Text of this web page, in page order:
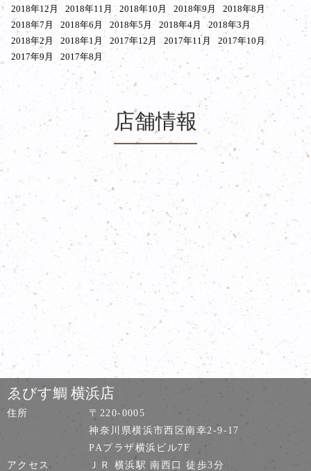
2018年12月
2018年11月 2018年10月 2018年9月
2018年8月
2018年7月
2018年6月 2018年5月 2018年4月
2018年3月
2018年2月
2018年1月 2017年12月 2017年11月
2017年10月
2017年9月
2017年8月
店舗情報
ゑびす鯛 横浜店
住所
〒220-0005
神奈川県横浜市西区南幸2-9-17
PAプラザ横浜ビル7F
アクセス
ＪＲ 横浜駅 南西口 徒歩3分